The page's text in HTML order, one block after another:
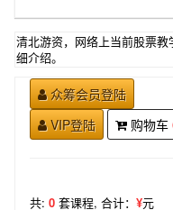
清北游资，网络上当前股票
细介绍。
众筹会员登陆
VIP登陆
购物车
共: 0 套课程, 合计： ¥元